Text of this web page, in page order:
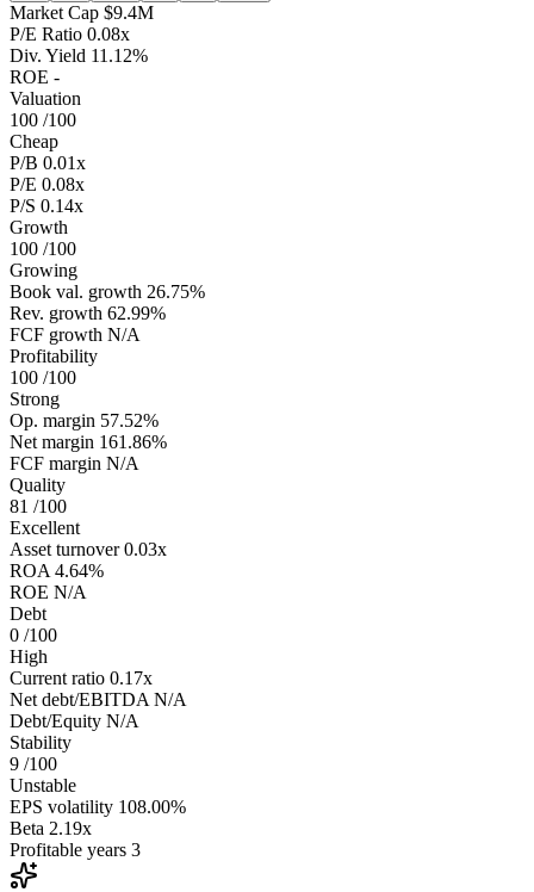
Market Cap $9.4M
P/E Ratio 0.08x
Div. Yield 11.12%
ROE -
Valuation
100 /100
Cheap
P/B 0.01x
P/E 0.08x
P/S 0.14x
Growth
100 /100
Growing
Book val. growth 26.75%
Rev. growth 62.99%
FCF growth N/A
Profitability
100 /100
Strong
Op. margin 57.52%
Net margin 161.86%
FCF margin N/A
Quality
81 /100
Excellent
Asset turnover 0.03x
ROA 4.64%
ROE N/A
Debt
0 /100
High
Current ratio 0.17x
Net debt/EBITDA N/A
Debt/Equity N/A
Stability
9 /100
Unstable
EPS volatility 108.00%
Beta 2.19x
Profitable years 3